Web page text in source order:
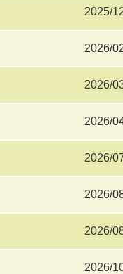
2025/
2026/
2026/
2026/
2026/
2026/
2026/
2026/